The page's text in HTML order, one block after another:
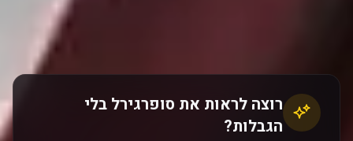
רוצה לראות את סופרגירל בלי
הגבלות?